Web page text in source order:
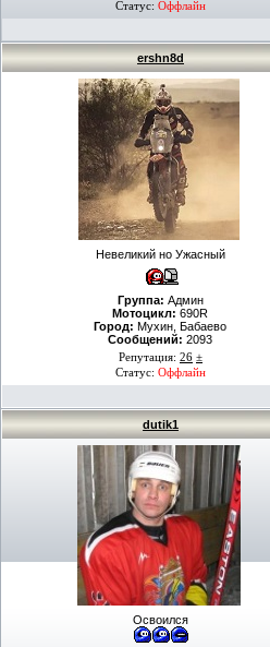
Статус: Оффлайн
ershn8d
Невеликий но Ужасный
Группа: Админ
Мотоцикл: 690R
Город: Мухин, Бабаево
Сообщений: 2093
Репутация: 26 ±
Статус: Оффлайн
dutik1
Освоился